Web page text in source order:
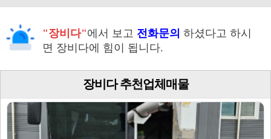
"장비다"에서 보고 전화문의 하셨다고 하시
면 장비다에 힘이 됩니다.
장비다 추천업체매물